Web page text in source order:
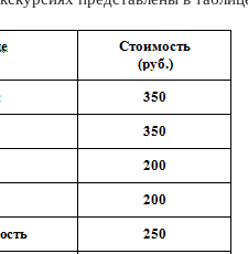
Любовь,Красота,